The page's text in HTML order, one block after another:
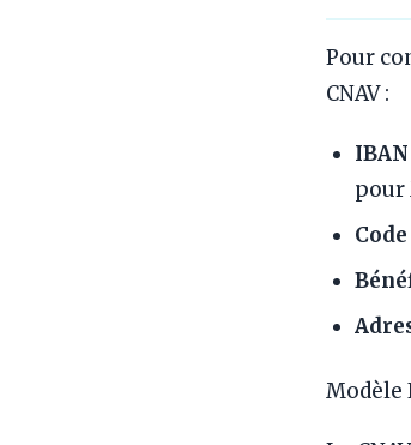
Pour
CNAV :
pour
Modèle